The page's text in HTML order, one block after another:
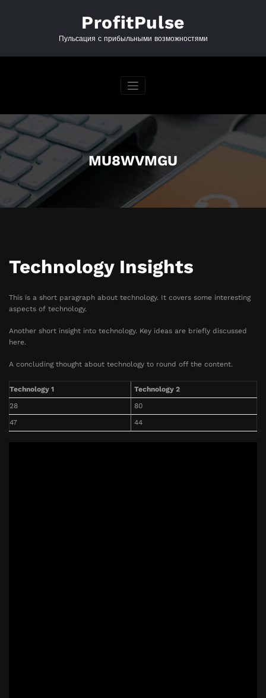
ProfitPulse
Пульсация с прибыльными возможностями
MU8WVMGU
Technology Insights
This is a short paragraph about technology. It covers some interesting
aspects of technology.
Another short insight into technology. Key ideas are briefly discussed
here.
A concluding thought about technology to round off the content.
Technology 1
Technology 2
28
80
47
44